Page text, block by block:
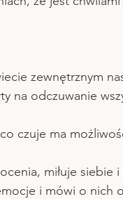
zewnętrznym
na odczuwanie
czuje ma
miłuje siebie i
i mówi o nich